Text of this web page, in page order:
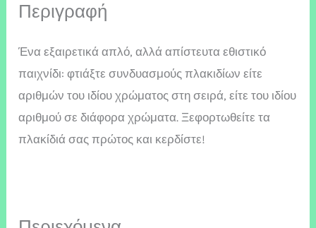
Περιγραφή
Ένα εξαιρετικά απλό, αλλά απίστευτα εθιστικό
παιχνίδι: φτιάξτε συνδυασμούς πλακιδίων είτε
αριθμών του ιδίου χρώματος στη σειρά, είτε του ιδίου
αριθμού σε διάφορα χρώματα. Ξεφορτωθείτε τα
πλακίδιά σας πρώτος και κερδίστε!